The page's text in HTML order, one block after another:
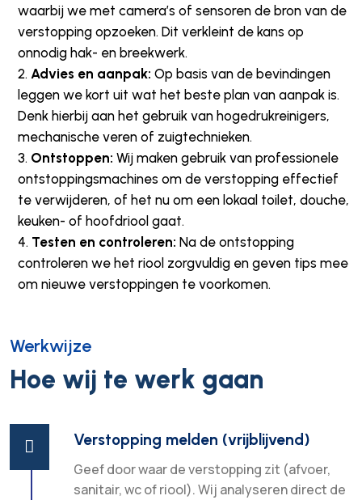
waarbij we met camera’s of sensoren de bron van de
verstopping opzoeken. Dit verkleint de kans op
onnodig hak- en breekwerk.
Advies en aanpak: Op basis van de bevindingen
leggen we kort uit wat het beste plan van aanpak is.
Denk hierbij aan het gebruik van hogedrukreinigers,
mechanische veren of zuigtechnieken.
Ontstoppen: Wij maken gebruik van professionele
ontstoppingsmachines om de verstopping effectief
te verwijderen, of het nu om een lokaal toilet, douche,
keuken- of hoofdriool gaat.
Testen en controleren: Na de ontstopping
controleren we het riool zorgvuldig en geven tips mee
om nieuwe verstoppingen te voorkomen.
Werkwijze
Hoe wij te werk gaan
 Verstopping melden (vrijblijvend)
Geef door waar de verstopping zit (afvoer,
sanitair, wc of riool). Wij analyseren direct de